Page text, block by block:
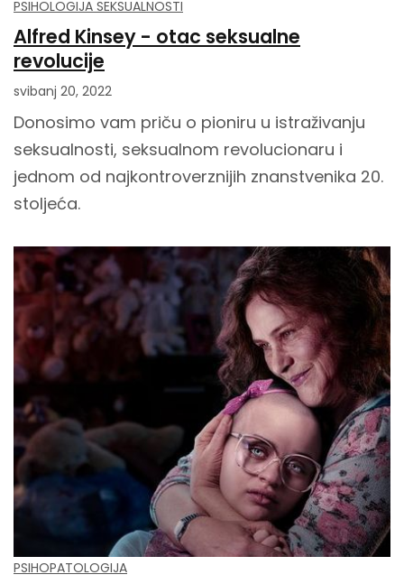
PSIHOLOGIJA SEKSUALNOSTI
Alfred Kinsey - otac seksualne
revolucije
svibanj 20, 2022
Donosimo vam priču o pioniru u istraživanju
seksualnosti, seksualnom revolucionaru i
jednom od najkontroverznijih znanstvenika 20.
stoljeća.
PSIHOPATOLOGIJA